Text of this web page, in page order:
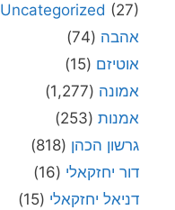
Uncategorized (27)
אהבה (74)
אוטיזם (15)
אמונה (1,277)
אמנות (253)
גרשון הכהן (818)
דור יחזקאלי (16)
דניאל יחזקאלי (15)